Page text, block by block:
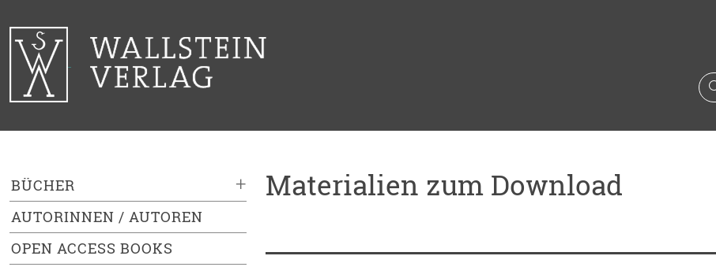
+
BÜCHER
AUTORINNEN / AUTOREN
OPEN ACCESS BOOKS
Materialien zum Download